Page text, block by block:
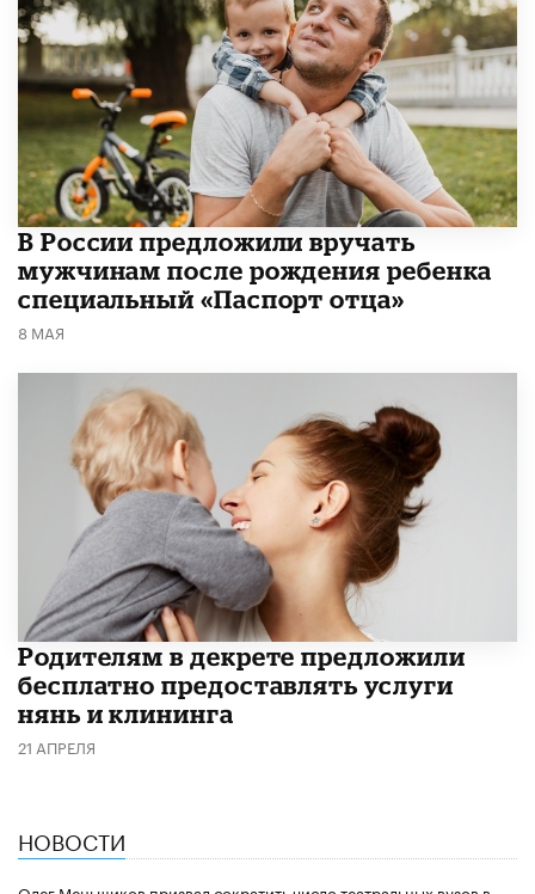
В России предложили вручать
мужчинам после рождения ребенка
специальный «Паспорт отца»
8 МАЯ
Родителям в декрете предложили
бесплатно предоставлять услуги
нянь и клининга
21 АПРЕЛЯ
НОВОСТИ